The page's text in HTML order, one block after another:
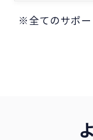
※全てのサポー